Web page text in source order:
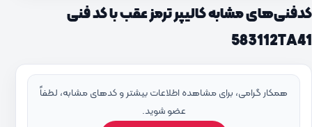
کدفنی‌های مشابه کالیپر ترمز عقب با کد فنی
583112TA41
همکار گرامی، برای مشاهده اطلاعات بیشتر و کدهای مشابه، لطفاً
عضو شوید.